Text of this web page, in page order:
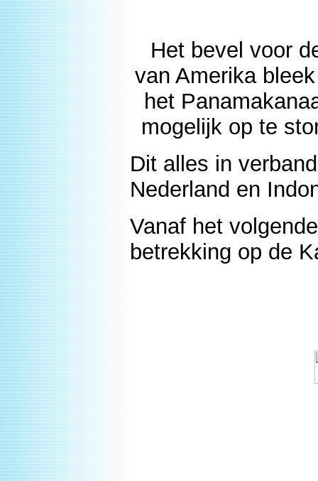
Het bevel voor
van Amerika
het
mogelijk op te
Dit alles in
Nederland en
Vanaf het
betrekking op de